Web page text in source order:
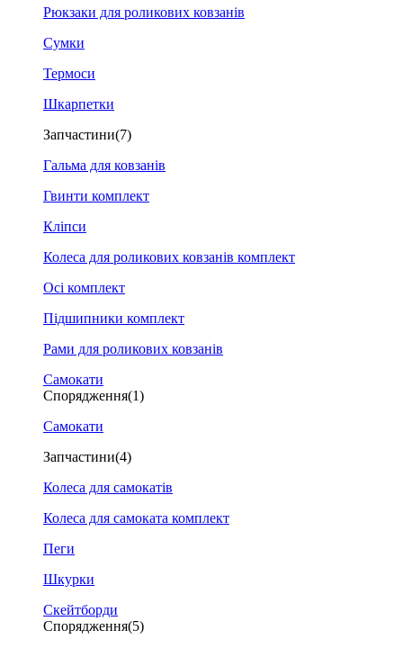
Рюкзаки для роликових ковзанів
Сумки
Термоси
Шкарпетки
Запчастини(7)
Гальма для ковзанів
Гвинти комплект
Кліпси
Колеса для роликових ковзанів комплект
Осі комплект
Підшипники комплект
Рами для роликових ковзанів
Самокати
Спорядження(1)
Самокати
Запчастини(4)
Колеса для самокатів
Колеса для самоката комплект
Пеги
Шкурки
Скейтборди
Спорядження(5)